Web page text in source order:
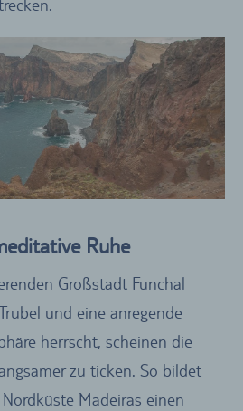
Ruhe
Großstadt Funchal
und eine anregende
herrscht, scheinen die
zu ticken. So bildet
Madeiras einen